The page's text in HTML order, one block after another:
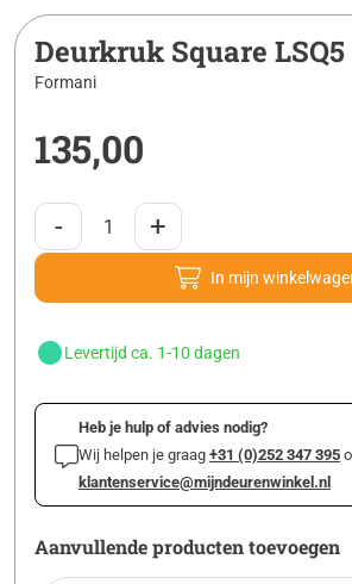
Deurkruk Square
Formani
135,00
- +
In mijn
Levertijd ca. 1-10 dagen
Heb je hulp of advies nodig?
Wij helpen je graag +31 (0)252 347 395
klantenservice@mijndeurenwinkel.nl
Aanvullende producten toevoegen